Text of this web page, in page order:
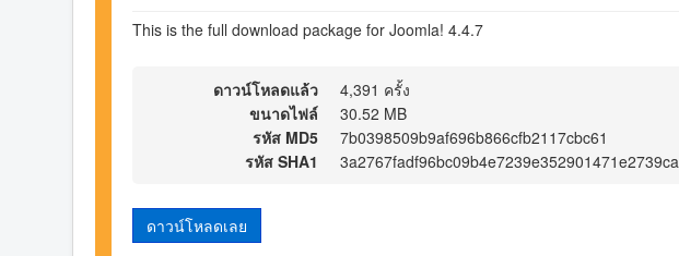
This is the full download package for Joomla! 4.4.7
ดาวน์โหลดแล้ว
4,391 ครั้ง
ขนาดไฟล์
30.52 MB
รหัส MD5
7b0398509b9af696b866cfb2117cbc61
รหัส SHA1
3a2767fadf96bc09b4e7239e352901471e2739ca
ดาวน์โหลดเลย